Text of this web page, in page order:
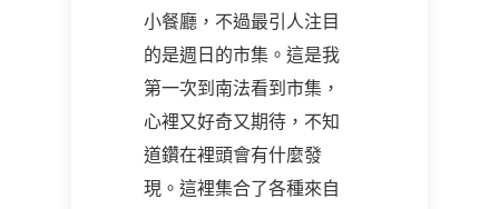
小餐廳，不過最引人注目
的是週日的市集。這是我
第一次到南法看到市集，
心裡又好奇又期待，不知
道鑽在裡頭會有什麼發
現。這裡集合了各種來自